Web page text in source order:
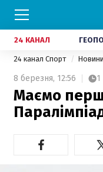
24 КАНАЛ
24 канал Спорт
8 березня, 12:56 1
Маємо